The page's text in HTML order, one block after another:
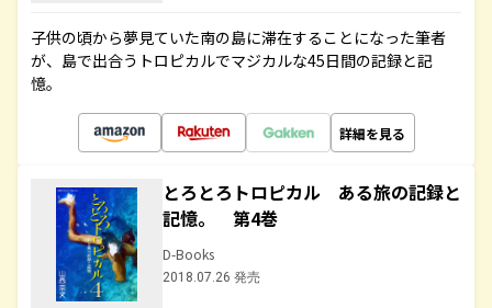
子供の頃から夢見ていた南の島に滞在することになった筆者
が、島で出合うトロピカルでマジカルな45日間の記録と記
憶。
詳細を見る
とろとろトロピカル ある旅の記録と
記憶。 第4巻
D-Books
2018.07.26 発売